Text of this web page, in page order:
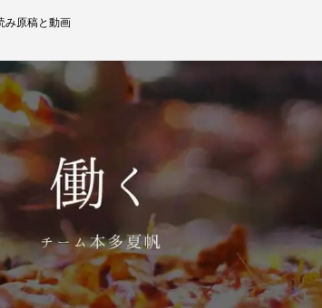
み原稿と動画